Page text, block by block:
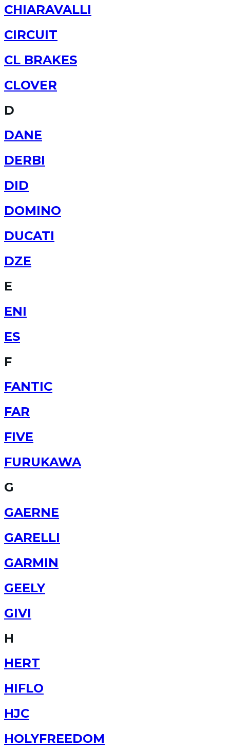
CHIARAVALLI
CIRCUIT
CL BRAKES
CLOVER
D
DANE
DERBI
DID
DOMINO
DUCATI
DZE
E
ENI
ES
F
FANTIC
FAR
FIVE
FURUKAWA
G
GAERNE
GARELLI
GARMIN
GEELY
GIVI
H
HERT
HIFLO
HJC
HOLYFREEDOM